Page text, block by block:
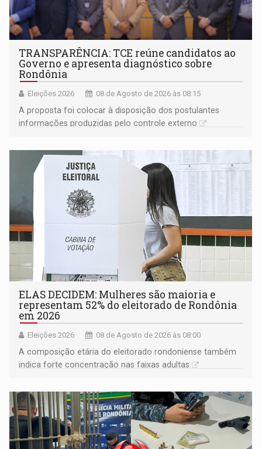
TRANSPARÊNCIA: TCE reúne candidatos ao
Governo e apresenta diagnóstico sobre
Rondônia
Eleições 2026 08 de Agosto de 2026 às 08:15
A proposta foi colocar à disposição dos postulantes
informações produzidas pelo controle externo
ELAS DECIDEM: Mulheres são maioria e
representam 52% do eleitorado de Rondônia
em 2026
Eleições 2026 08 de Agosto de 2026 às 08:00
A composição etária do eleitorado rondoniense também
indica forte concentração nas faixas adultas